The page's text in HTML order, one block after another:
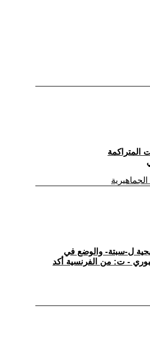
ل-سبتة- والوضع في
- ت: من الفرنسية أكد